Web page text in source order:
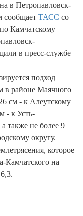
в Петропавловск-
сообщает ТАСС со
Камчатскому
в пресс-службе
подход
в районе Маячного
см - к Алеутскому
- к Усть-
также не более 9
округу.
которое
Камчатского на